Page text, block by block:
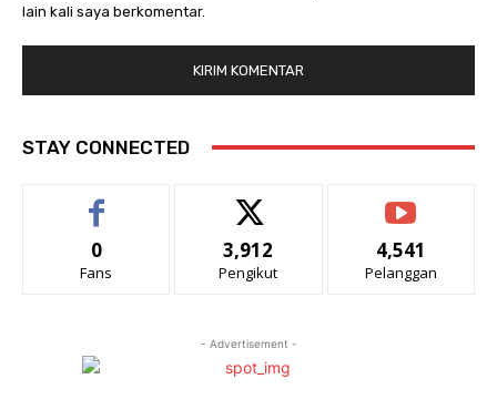
lain kali saya berkomentar.
STAY CONNECTED
0
Fans
3,912
Pengikut
4,541
Pelanggan
- Advertisement -